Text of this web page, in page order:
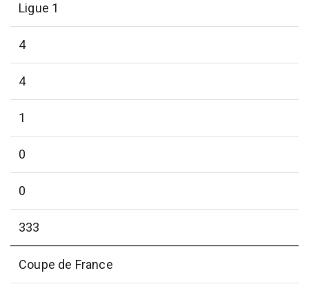
Ligue 1
4
4
1
0
0
333
Coupe de France